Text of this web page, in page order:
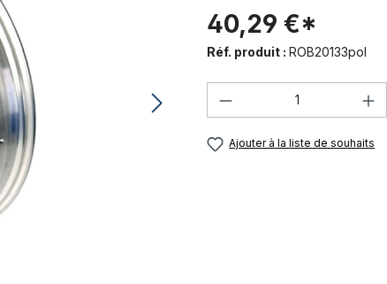
40,29 €*
Réf. produit : ROB20133pol
Quantité de
Ajouter à la liste de souhaits